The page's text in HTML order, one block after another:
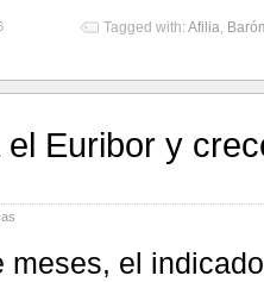
Tagged with: Afilia
Euribor y
meses, el